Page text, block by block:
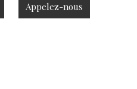
Appelez-nous